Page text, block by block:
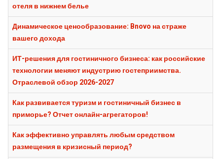
отеля в нижнем белье
Динамическое ценообразование: Bnovo на страже
вашего дохода
ИТ-решения для гостиничного бизнеса: как российские
технологии меняют индустрию гостеприимства.
Отраслевой обзор 2026-2027
Как развивается туризм и гостиничный бизнес в
приморье? Отчет онлайн-агрегаторов!
Как эффективно управлять любым средством
размещения в кризисный период?